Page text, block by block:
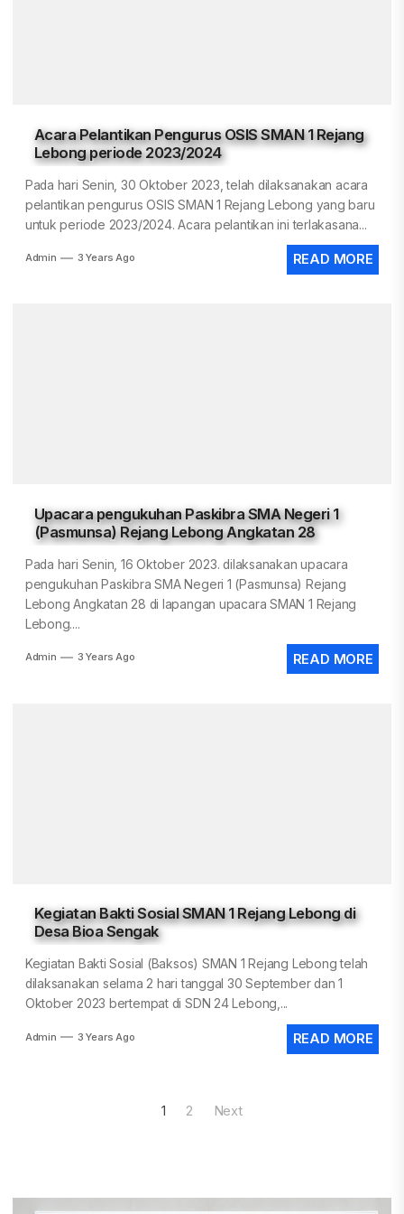
Acara Pelantikan Pengurus OSIS SMAN 1 Rejang
Lebong periode 2023/2024
Pada hari Senin, 30 Oktober 2023, telah dilaksanakan acara
pelantikan pengurus OSIS SMAN 1 Rejang Lebong yang baru
untuk periode 2023/2024. Acara pelantikan ini terlakasana...
Admin 3 Years Ago READ MORE
Upacara pengukuhan Paskibra SMA Negeri 1
(Pasmunsa) Rejang Lebong Angkatan 28
Pada hari Senin, 16 Oktober 2023. dilaksanakan upacara
pengukuhan Paskibra SMA Negeri 1 (Pasmunsa) Rejang
Lebong Angkatan 28 di lapangan upacara SMAN 1 Rejang
Lebong....
Admin 3 Years Ago READ MORE
Kegiatan Bakti Sosial SMAN 1 Rejang Lebong di
Desa Bioa Sengak
Kegiatan Bakti Sosial (Baksos) SMAN 1 Rejang Lebong telah
dilaksanakan selama 2 hari tanggal 30 September dan 1
Oktober 2023 bertempat di SDN 24 Lebong,...
Admin 3 Years Ago READ MORE
1 2 Next